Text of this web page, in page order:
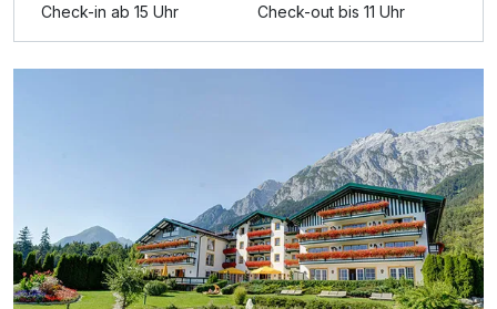
Doppelzimmer zur Einzelnutzung
1 Erwachsenen und 2 Kinder
Check-in ab 15 Uhr Check-out bis 11 Uhr